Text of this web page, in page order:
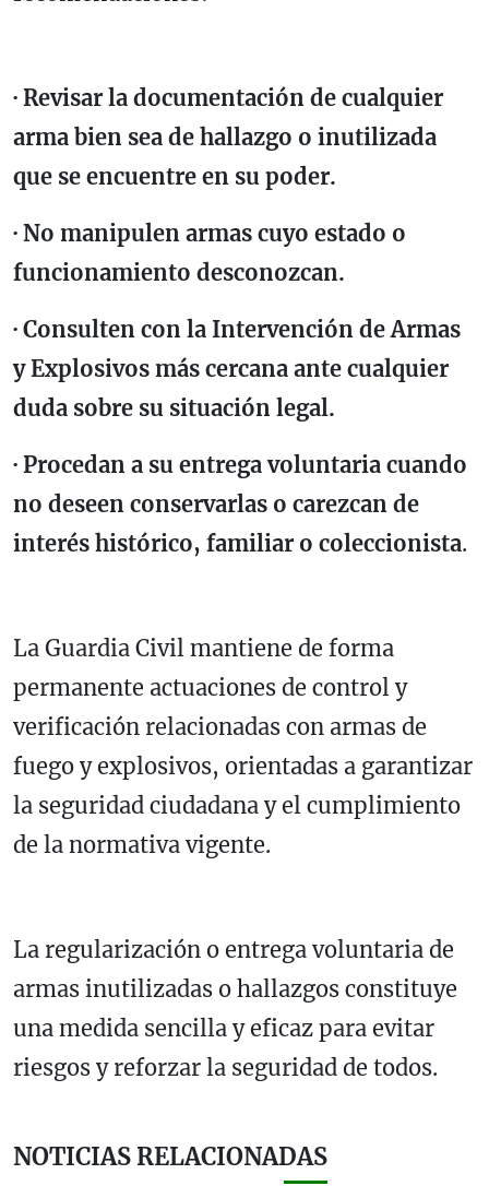
· Revisar la documentación de cualquier
arma bien sea de hallazgo o inutilizada
que se encuentre en su poder.
· No manipulen armas cuyo estado o
funcionamiento desconozcan.
· Consulten con la Intervención de Armas
y Explosivos más cercana ante cualquier
duda sobre su situación legal.
· Procedan a su entrega voluntaria cuando
no deseen conservarlas o carezcan de
interés histórico, familiar o coleccionista.
La Guardia Civil mantiene de forma
permanente actuaciones de control y
verificación relacionadas con armas de
fuego y explosivos, orientadas a garantizar
la seguridad ciudadana y el cumplimiento
de la normativa vigente.
La regularización o entrega voluntaria de
armas inutilizadas o hallazgos constituye
una medida sencilla y eficaz para evitar
riesgos y reforzar la seguridad de todos.
NOTICIAS RELACIONADAS